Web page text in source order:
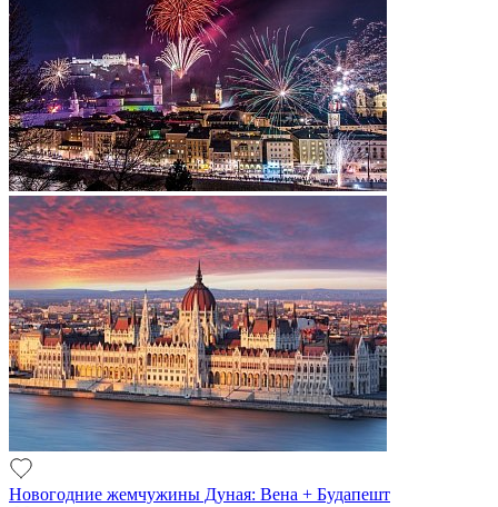
Новогодние жемчужины Дуная: Вена + Будапешт